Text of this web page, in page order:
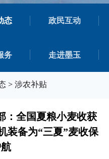
态 政民互动
务 走进墨玉
> 涉农补贴
：全国夏粮小麦收获
装备为“三夏”麦收保